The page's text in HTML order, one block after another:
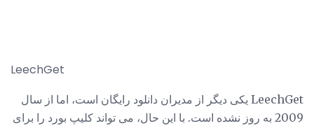
LeechGet
LeechGet یکی دیگر از مدیران دانلود رایگان است، اما از سال
2009 به روز نشده است. با این حال، می تواند کلیپ بورد را برای